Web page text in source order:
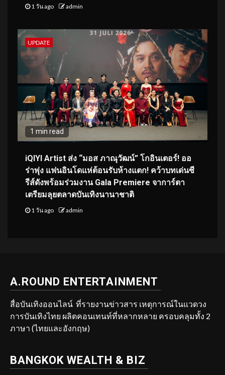
1 วัน ago admin
UPDATE
1 min read
iQIYI Artist ส่ง “มอส ภาณุวัฒน์” โกอินเตอร์! ออ
ร่าพุ่ง แฟนอินโดแห่ต้อนรับห้างแตก! คว้าบทเด่นซี
รีส์ดังพร้อมร่วมงาน Gala Premiere จาการ์ตา
เตรียมลุยตลาดบันเทิงนานาชาติ
1 วัน ago admin
A.ROUND ENTERTAINMENT
สื่อบันเทิงออนไลน์ ที่รายงานข่าวสาร เหตุการณ์ในแวดวง
การบันเทิงไทย ผลิตคอนเทนท์ที่หลากหลาย ครอบคลุมทั้ง 2
ภาษา (ไทยและอังกฤษ)
BANGKOK WEALTH & BIZ